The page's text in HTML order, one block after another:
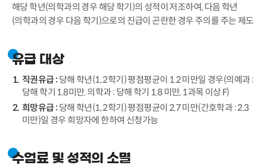
해당 학년(의학과의 경우 해당 학기)의 성적이 저조하여, 다음 학년
(의학과의 경우 다음 학기)으로의 진급이 곤란한 경우 주의를 주는 제도
유급 대상
직권유급 : 당해 학년(1, 2학기) 평점평균이 1.2 미만일 경우(의예과 :
당해 학기 1.8미만. 의학과 : 당해 학기 1.8 미만, 1과목 이상 F)
희망유급 : 당해 학년(1, 2학기) 평점평균이 2.7 미만(간호학과 : 2.3
미만)일 경우 희망자에 한하여 신청가능
수업료 및 성적의 소멸